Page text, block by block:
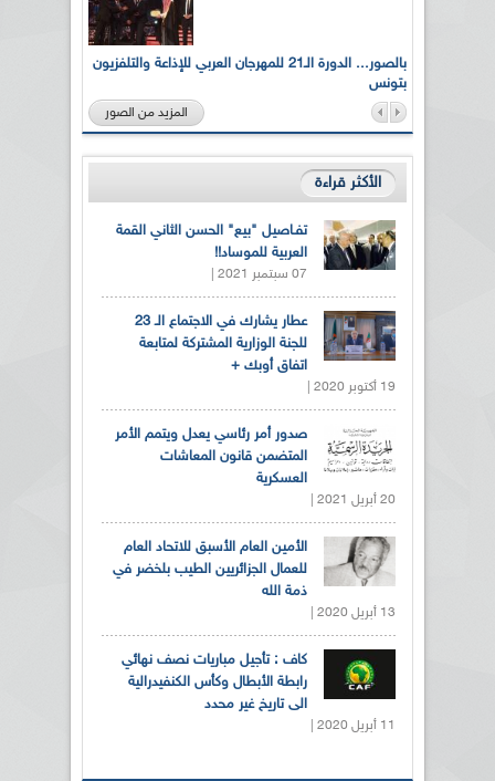
بالصور... الدورة الـ21 للمهرجان العربي للإذاعة والتلفزيون
بتونس
المزيد من الصور
الأكثر قراءة
تفـاصيل "بيع" الحسن الثاني القمة
العربية للموساد!!
07 سبتمبر 2021 |
عطار يشارك في الاجتماع الـ 23
للجنة الوزارية المشتركة لمتابعة
اتفاق أوبك +
19 أكتوبر 2020 |
صدور أمر رئاسي يعدل ويتمم الأمر
المتضمن قانون المعاشات
العسكرية
20 أبريل 2021 |
الأمين العام الأسبق للاتحاد العام
للعمال الجزائريين الطيب بلخضر في
ذمة الله
13 أبريل 2020 |
كاف : تأجيل مباريات نصف نهائي
رابطة الأبطال وكأس الكنفيدرالية
الى تاريخ غير محدد
11 أبريل 2020 |